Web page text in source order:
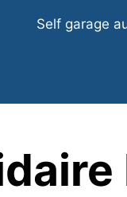
Self garage